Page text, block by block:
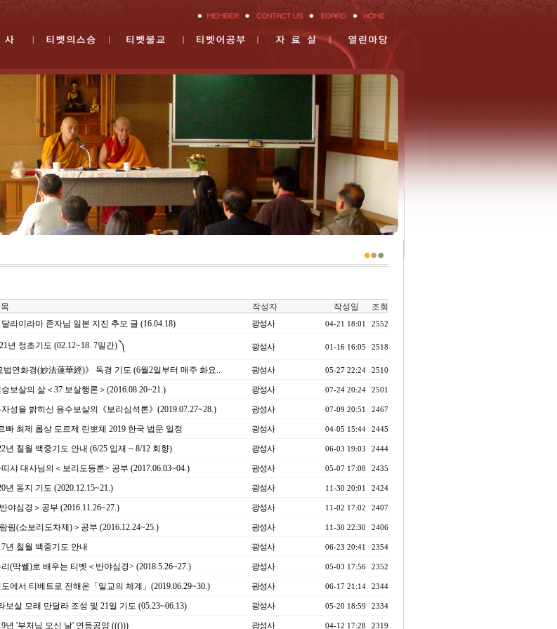
작성자 작성일 조회
라이라마 존자님 일본 지진 추모 글 (16.04.18) 광성사 04-21 18:01 2552
년 정초기도 (02.12~18. 7일간) ༽ 광성사 01-16 16:05 2518
법연화경(妙法蓮華經)》 독경 기도 (6월2일부터 매주 화요.. 광성사 05-27 22:24 2510
보살의 삶＜37 보살행론＞(2016.08.20~21.) 광성사 07-24 20:24 2501
성을 밝히신 용수보살의《보리심석론》(2019.07.27~28.) 광성사 07-09 20:51 2467
빠 최제 롭상 도르제 린뽀체 2019 한국 법문 일정 광성사 04-05 15:44 2445
년 칠월 백중기도 안내 (6/25 입재 ~ 8/12 회향) 광성사 06-03 19:03 2444
샤 대사님의＜보리도등론> 공부 (2017.06.03~04.) 광성사 05-07 17:08 2435
년 동지 기도 (2020.12.15~21.) 광성사 11-30 20:01 2424
야심경＞공부 (2016.11.26~27.) 광성사 11-02 17:02 2407
림(소보리도차제)＞공부 (2016.12.24~25.) 광성사 11-30 22:30 2406
년 칠월 백중기도 안내 광성사 06-23 20:41 2354
(딱쎌)로 배우는 티벳＜반야심경> (2018.5.26~27.) 광성사 05-03 17:56 2352
에서 티베트로 전해온「밀교의 체계」(2019.06.29~30.) 광성사 06-17 21:14 2344
보살 모래 만달라 조성 및 21일 기도 (05.23~06.13) 광성사 05-20 18:59 2334
년 '부처님 오신 날' 연등공양 ((())) 광성사 04-12 17:28 2319